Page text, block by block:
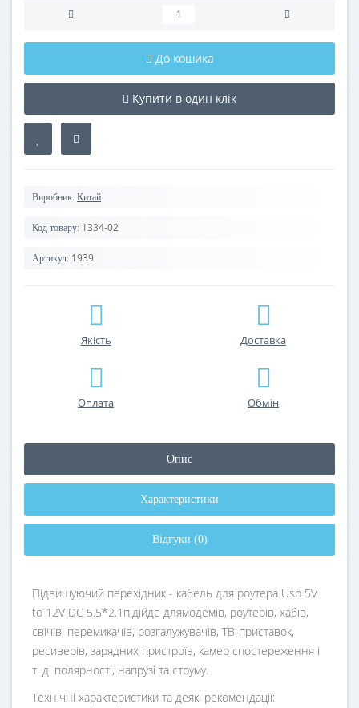
До кошика
Купити в один клік
Виробник: Китай
Код товару: 1334-02
Артикул: 1939
Якість Доставка
Оплата Обмін
Опис
Характеристики
Відгуки (0)
Підвищуючий перехідник - кабель для роутера Usb 5V
to 12V DC 5.5*2.1 підійде длямодемів, роутерів, хабів,
свічів, перемикачів, розгалужувачів, ТВ-приставок,
ресиверів, зарядних пристроїв, камер спостереження і
т. д. полярності, напрузі та струму.
Технічні характеристики та деякі рекомендації: